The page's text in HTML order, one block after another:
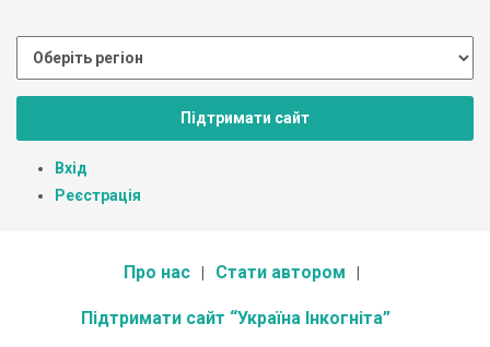
Підтримати сайт
Вхід
Реєстрація
Про нас Стати автором
Підтримати сайт “Україна Інкогніта”